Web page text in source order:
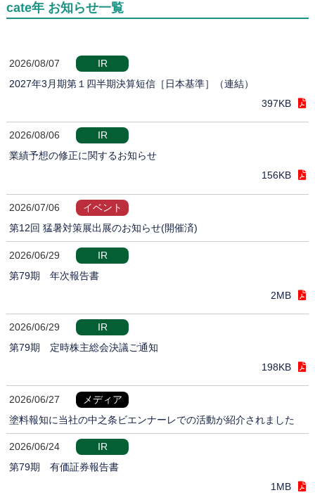
cate年 お知らせ一覧
2026/08/07
IR
2027年3月期第１四半期決算短信［日本基準］（連結）
397KB
2026/08/06
IR
業績予想の修正に関するお知らせ
156KB
2026/07/06
イベント
第12回 猛暑対策展出展のお知らせ(開催済)
2026/06/29
IR
第79期 年次報告書
2MB
2026/06/29
IR
第79期 定時株主総会決議ご通知
198KB
2026/06/27
メディア
塗料報知に当社の中之条ビエンナーレでの活動が紹介されました
2026/06/24
IR
第79期 有価証券報告書
1MB